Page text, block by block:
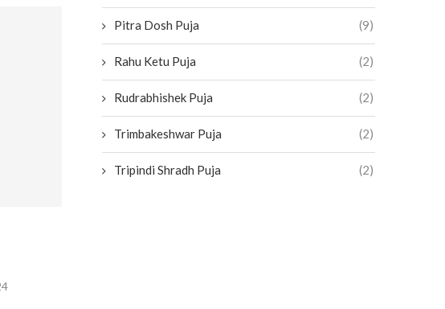
Pitra Dosh Puja (9)
Rahu Ketu Puja (2)
Rudrabhishek Puja (2)
Trimbakeshwar Puja (2)
Tripindi Shradh Puja (2)